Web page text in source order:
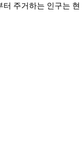
터 주거하는 인구는 현